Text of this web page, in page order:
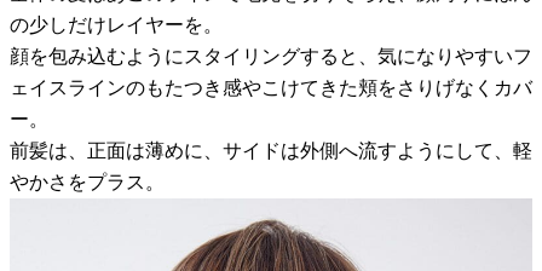
の少しだけレイヤーを。
顔を包み込むようにスタイリングすると、気になりやすいフ
ェイスラインのもたつき感やこけてきた頬をさりげなくカバ
ー。
前髪は、正面は薄めに、サイドは外側へ流すようにして、軽
やかさをプラス。